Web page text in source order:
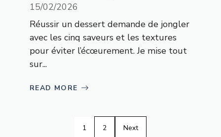
15/02/2026
Réussir un dessert demande de jongler
avec les cinq saveurs et les textures
pour éviter l’écœurement. Je mise tout
sur...
READ MORE
1 2 Next